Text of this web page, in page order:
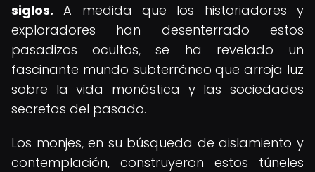
siglos. A medida que los historiadores y
exploradores han desenterrado estos
pasadizos ocultos, se ha revelado un
fascinante mundo subterráneo que arroja luz
sobre la vida monástica y las sociedades
secretas del pasado.
Los monjes, en su búsqueda de aislamiento y
contemplación, construyeron estos túneles